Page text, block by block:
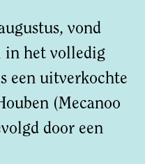
vond
in het volledig
een uitverkochte
(Mecanoo
door een